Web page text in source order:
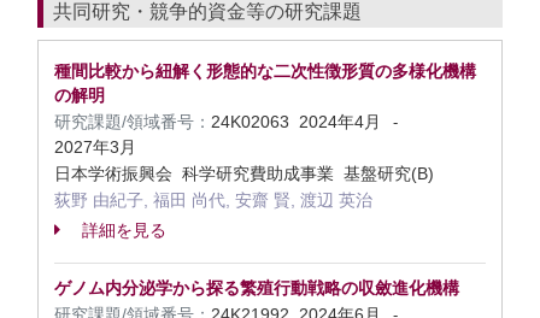
共同研究・競争的資金等の研究課題
種間比較から紐解く形態的な二次性徴形質の多様化機構
の解明
研究課題/領域番号： 24K02063 2024年4月 -
2027年3月
日本学術振興会 科学研究費助成事業 基盤研究(B)
荻野 由紀子, 福田 尚代, 安齋 賢, 渡辺 英治
詳細を見る
ゲノム内分泌学から探る繁殖行動戦略の収斂進化機構